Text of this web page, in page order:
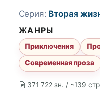
371 722 зн. / ~139
Серия: Вторая
ЖАНРЫ
Приключения
Современная проза